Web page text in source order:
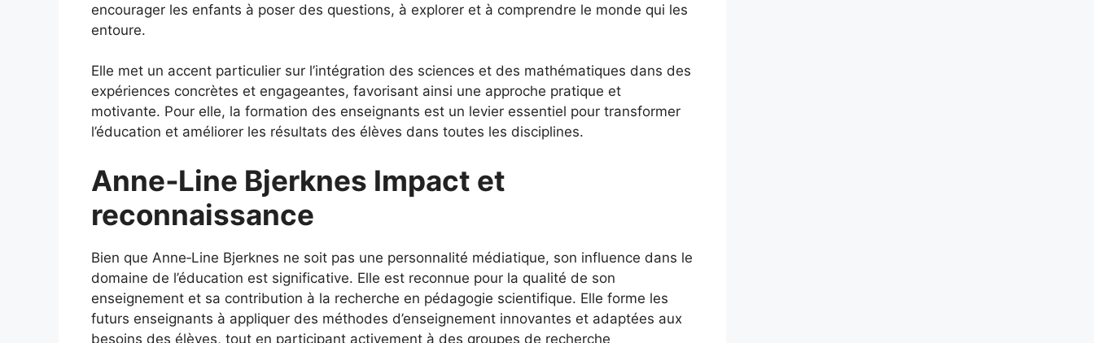
encourager les enfants à poser des questions, à explorer et à comprendre le monde qui les
entoure.
Elle met un accent particulier sur l’intégration des sciences et des mathématiques dans des
expériences concrètes et engageantes, favorisant ainsi une approche pratique et
motivante. Pour elle, la formation des enseignants est un levier essentiel pour transformer
l’éducation et améliorer les résultats des élèves dans toutes les disciplines.
Anne‑Line Bjerknes Impact et
reconnaissance
Bien que Anne‑Line Bjerknes ne soit pas une personnalité médiatique, son influence dans le
domaine de l’éducation est significative. Elle est reconnue pour la qualité de son
enseignement et sa contribution à la recherche en pédagogie scientifique. Elle forme les
futurs enseignants à appliquer des méthodes d’enseignement innovantes et adaptées aux
besoins des élèves, tout en participant activement à des groupes de recherche